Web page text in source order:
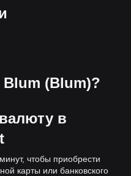
(Blum)?
в
чтобы приобрести
карты или банковского